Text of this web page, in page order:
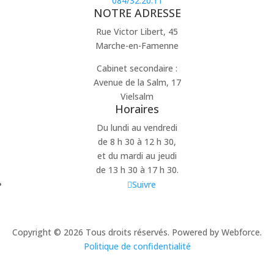
NOTRE ADRESSE
Rue Victor Libert, 45
Marche-en-Famenne
Cabinet secondaire :
Avenue de la Salm, 17
Vielsalm
Horaires
Du lundi au vendredi
de 8 h 30 à 12 h 30,
et du mardi au jeudi
de 13 h 30 à 17 h 30.
Suivre
Copyright © 2026 Tous droits réservés. Powered by Webforce.
Politique de confidentialité